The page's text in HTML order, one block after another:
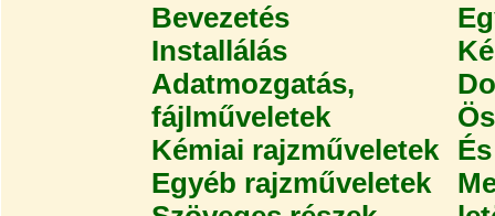
Bevezetés
Installálás
Adatmozgatás,
fájlműveletek
Kémiai rajzműveletek
Egyéb rajzműveletek